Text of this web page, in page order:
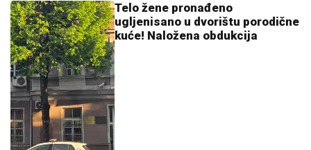
Telo žene pronađeno
ugljenisano u dvorištu porodične
kuće! Naložena obdukcija